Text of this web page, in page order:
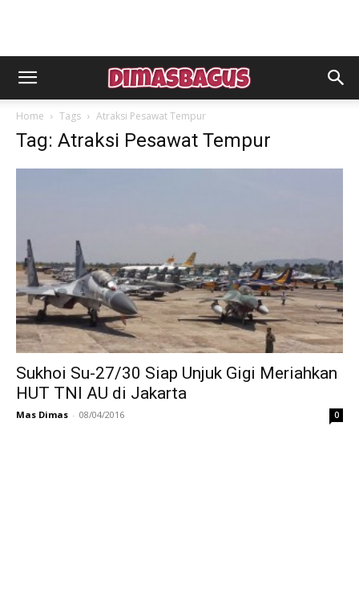
Home Tags Atraksi Pesawat Tempur
Tag: Atraksi Pesawat Tempur
Sukhoi Su-27/30 Siap Unjuk Gigi Meriahkan
HUT TNI AU di Jakarta
Mas Dimas - 08/04/2016 0